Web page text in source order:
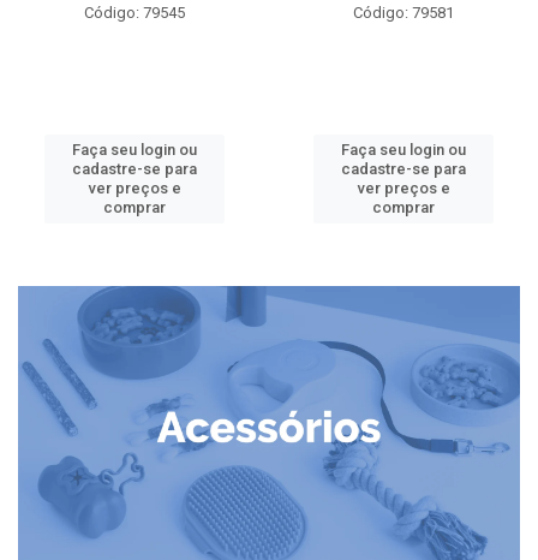
Código: 79545
Faça seu login ou
cadastre-se para
ver preços e
comprar
Código: 79581
Faça seu login ou
cadastre-se para
ver preços e
comprar